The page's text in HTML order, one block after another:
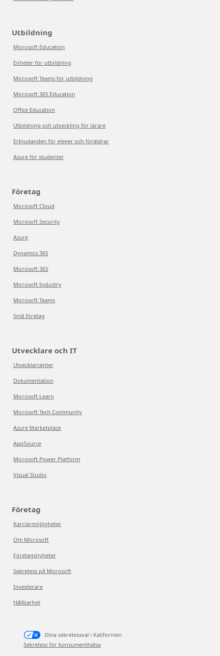
Utbildning
Microsoft Education
Enheter för utbildning
Microsoft Teams för utbildning
Microsoft 365 Education
Office Education
Utbildning och utveckling för lärare
Erbjudanden för elever och föräldrar
Azure för studenter
Företag
Microsoft Cloud
Microsoft Security
Azure
Dynamics 365
Microsoft 365
Microsoft Industry
Microsoft Teams
Små företag
Utvecklare och IT
Utvecklarcenter
Dokumentation
Microsoft Learn
Microsoft Tech Community
Azure Marketplace
AppSource
Microsoft Power Platform
Visual Studio
Företag
Karriärmöjligheter
Om Microsoft
Företagsnyheter
Sekretess på Microsoft
Investerare
Hållbarhet
Dina sekretessval i Kalifornien
Sekretess för konsumenthälsa